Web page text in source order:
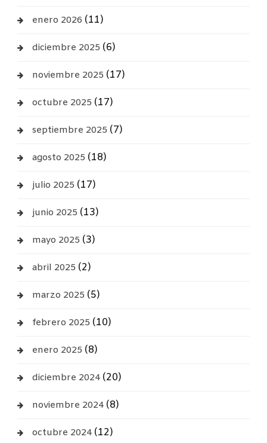
enero 2026 (11)
diciembre 2025 (6)
noviembre 2025 (17)
octubre 2025 (17)
septiembre 2025 (7)
agosto 2025 (18)
julio 2025 (17)
junio 2025 (13)
mayo 2025 (3)
abril 2025 (2)
marzo 2025 (5)
febrero 2025 (10)
enero 2025 (8)
diciembre 2024(20)
noviembre 2024(8)
octubre 2024(12)